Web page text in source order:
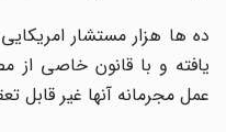
ده ها هزار مستشار
یافته و با قانون خاصی از
عمل مجرمانه آنها غیر قابل